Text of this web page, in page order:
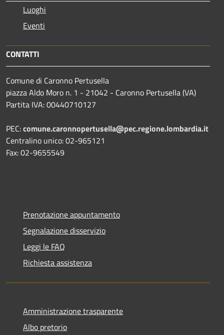
Luoghi
Eventi
CONTATTI
Comune di Caronno Pertusella
piazza Aldo Moro n. 1 - 21042 - Caronno Pertusella (VA)
Partita IVA: 00440710127
PEC:comune.caronnopertusella@pec.regione.lombardia.it
Centralino unico: 02-965121
Fax: 02-9655549
Prenotazione appuntamento
Segnalazione disservizio
Leggi le FAQ
Richiesta assistenza
Amministrazione trasparente
Albo pretorio